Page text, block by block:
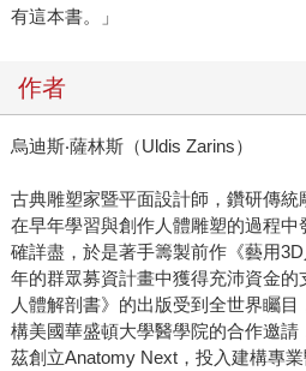
有這本書。」
作者
烏迪斯‧薩林斯（Uldis Zarins）
古典雕塑家暨平面設計師，鑽研傳
在早年學習與創作人體雕塑的過程
確詳盡，於是著手籌製前作《藝用
年的群眾募資計畫中獲得充沛資金
人體解剖書》的出版受到全世界矚
構美國華盛頓大學醫學院的合作邀請
茲創立Anatomy Next，投入建構專